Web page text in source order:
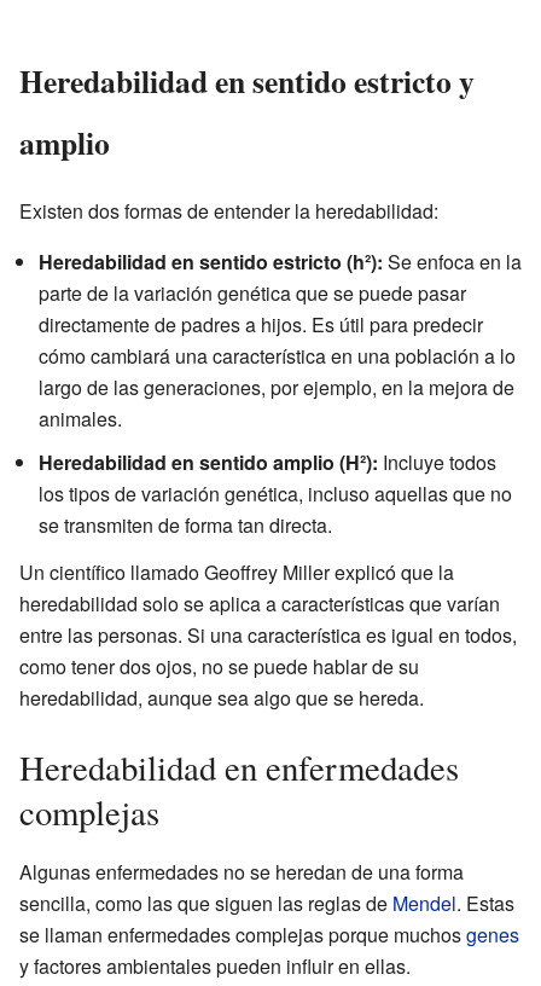
Heredabilidad en sentido estricto y
amplio
Existen dos formas de entender la heredabilidad:
Heredabilidad en sentido estricto (h²): Se enfoca en la
parte de la variación genética que se puede pasar
directamente de padres a hijos. Es útil para predecir
cómo cambiará una característica en una población a lo
largo de las generaciones, por ejemplo, en la mejora de
animales.
Heredabilidad en sentido amplio (H²): Incluye todos
los tipos de variación genética, incluso aquellas que no
se transmiten de forma tan directa.
Un científico llamado Geoffrey Miller explicó que la
heredabilidad solo se aplica a características que varían
entre las personas. Si una característica es igual en todos,
como tener dos ojos, no se puede hablar de su
heredabilidad, aunque sea algo que se hereda.
Heredabilidad en enfermedades
complejas
Algunas enfermedades no se heredan de una forma
sencilla, como las que siguen las reglas de Mendel. Estas
se llaman enfermedades complejas porque muchosgenes
y factores ambientales pueden influir en ellas.